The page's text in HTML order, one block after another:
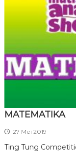
MATEMATIKA
27 Mei 2019
Ting Tung